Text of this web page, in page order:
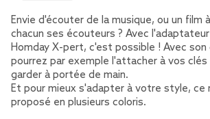
Envie d'écouter de la musique, ou un film
chacun ses écouteurs ? Avec
Homday X-pert, c'est possible ! Avec
pourrez par exemple l'attacher à vos
garder à portée de main.
Et pour mieux s'adapter à votre style, ce
proposé en plusieurs coloris.